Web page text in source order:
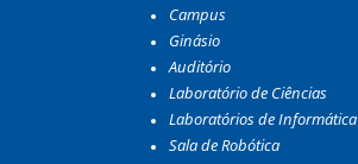
Campus
Ginásio
Auditório
Laboratório de Ciências
Laboratórios de Informática
Sala de Robótica